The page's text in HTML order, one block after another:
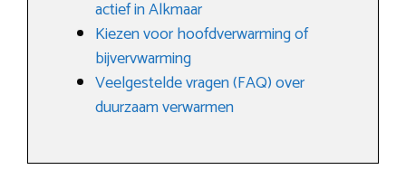
actief in Alkmaar
Kiezen voor hoofdverwarming of
bijvervwarming
Veelgestelde vragen (FAQ) over
duurzaam verwarmen